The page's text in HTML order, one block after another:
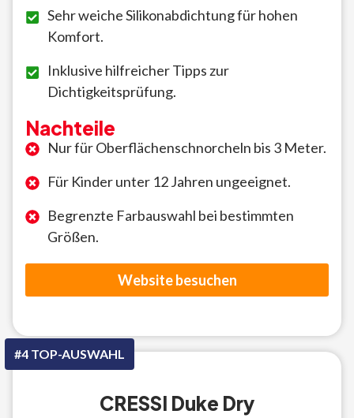
Sehr weiche Silikonabdichtung für hohen
Komfort.
Inklusive hilfreicher Tipps zur
Dichtigkeitsprüfung.
Nachteile
Nur für Oberflächenschnorcheln bis 3 Meter.
Für Kinder unter 12 Jahren ungeeignet.
Begrenzte Farbauswahl bei bestimmten
Größen.
Website besuchen
#4 TOP-AUSWAHL
CRESSI Duke Dry